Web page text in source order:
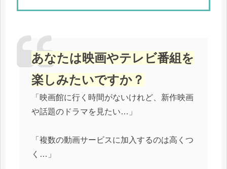
あなたは映画やテレビ番組を
楽しみたいですか？
「映画館に行く時間がないけれど、新作映画
や話題のドラマを見たい…」
「複数の動画サービスに加入するのは高くつ
く…」